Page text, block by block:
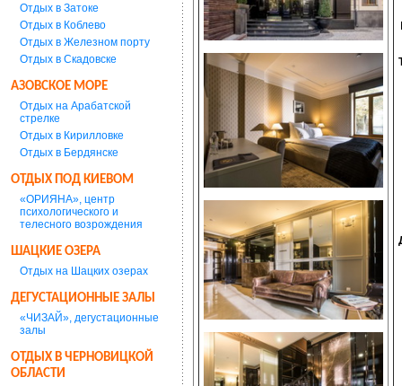
Отдых в Затоке
Отдых в Коблево
Отдых в Железном порту
Отдых в Скадовске
АЗОВСКОЕ МОРЕ
Отдых на Арабатской
стрелке
Отдых в Кирилловке
Отдых в Бердянске
ОТДЫХ ПОД КИЕВОМ
«ОРИЯНА», центр
психологического и
телесного возрождения
ШАЦКИЕ ОЗЕРА
Отдых на Шацких озерах
ДЕГУСТАЦИОННЫЕ ЗАЛЫ
«ЧИЗАЙ», дегустационные
залы
ОТДЫХ В ЧЕРНОВИЦКОЙ
ОБЛАСТИ